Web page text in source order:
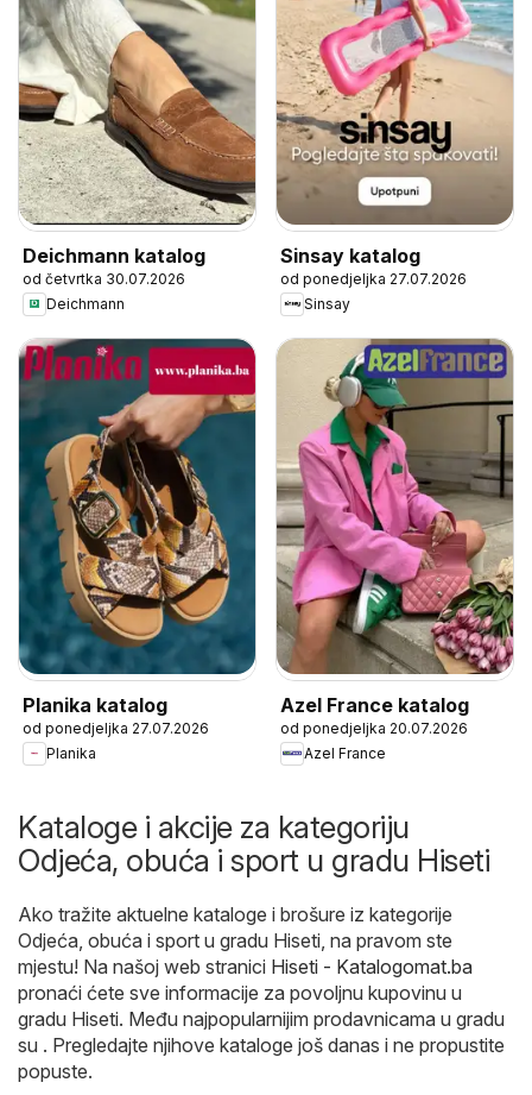
Deichmann katalog
od četvrtka 30.07.2026
Deichmann
Sinsay katalog
od ponedjeljka 27.07.2026
Sinsay
Planika katalog
od ponedjeljka 27.07.2026
Planika
Azel France katalog
od ponedjeljka 20.07.2026
Azel France
Kataloge i akcije za kategoriju
Odjeća, obuća i sport u gradu Hiseti
Ako tražite aktuelne kataloge i brošure iz kategorije
Odjeća, obuća i sport u gradu Hiseti, na pravom ste
mjestu! Na našoj web stranici Hiseti - Katalogomat.ba
pronaći ćete sve informacije za povoljnu kupovinu u
gradu Hiseti. Među najpopularnijim prodavnicama u gradu
su . Pregledajte njihove kataloge još danas i ne propustite
popuste.